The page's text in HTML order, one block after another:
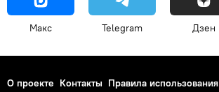
Макс Telegram Дзен
О проекте Контакты Правила использования